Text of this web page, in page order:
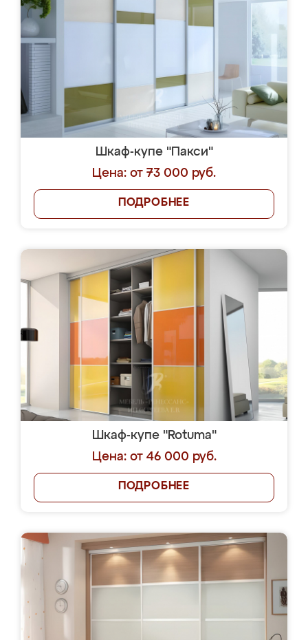
Шкаф-купе "Пакси"
Цена: от 73 000 руб.
ПОДРОБНЕЕ
Шкаф-купе "Rotuma"
Цена: от 46 000 руб.
ПОДРОБНЕЕ